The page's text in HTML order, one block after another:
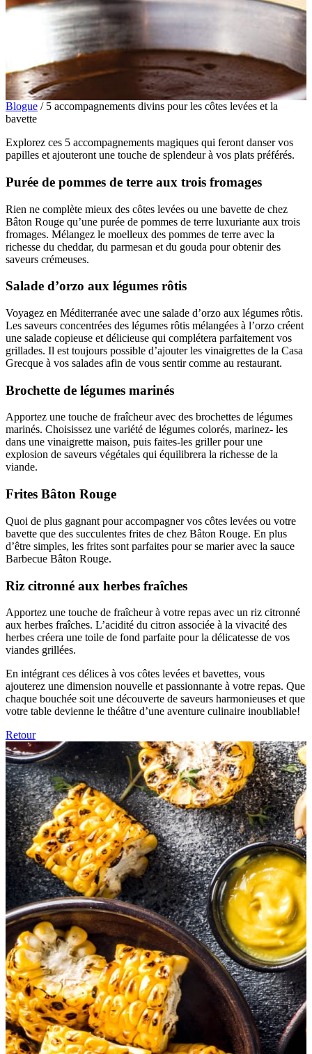
Blogue / 5 accompagnements divins pour les côtes levées et la
bavette
Explorez ces 5 accompagnements magiques qui feront danser vos
papilles et ajouteront une touche de splendeur à vos plats préférés.
Purée de pommes de terre aux trois fromages
Rien ne complète mieux des côtes levées ou une bavette de chez
Bâton Rouge qu’une purée de pommes de terre luxuriante aux trois
fromages. Mélangez le moelleux des pommes de terre avec la
richesse du cheddar, du parmesan et du gouda pour obtenir des
saveurs crémeuses.
Salade d’orzo aux légumes rôtis
Voyagez en Méditerranée avec une salade d’orzo aux légumes rôtis.
Les saveurs concentrées des légumes rôtis mélangées à l’orzo créent
une salade copieuse et délicieuse qui complétera parfaitement vos
grillades. Il est toujours possible d’ajouter les vinaigrettes de la Casa
Grecque à vos salades afin de vous sentir comme au restaurant.
Brochette de légumes marinés
Apportez une touche de fraîcheur avec des brochettes de légumes
marinés. Choisissez une variété de légumes colorés, marinez- les
dans une vinaigrette maison, puis faites-les griller pour une
explosion de saveurs végétales qui équilibrera la richesse de la
viande.
Frites Bâton Rouge
Quoi de plus gagnant pour accompagner vos côtes levées ou votre
bavette que des succulentes frites de chez Bâton Rouge. En plus
d’être simples, les frites sont parfaites pour se marier avec la sauce
Barbecue Bâton Rouge.
Riz citronné aux herbes fraîches
Apportez une touche de fraîcheur à votre repas avec un riz citronné
aux herbes fraîches. L’acidité du citron associée à la vivacité des
herbes créera une toile de fond parfaite pour la délicatesse de vos
viandes grillées.
En intégrant ces délices à vos côtes levées et bavettes, vous
ajouterez une dimension nouvelle et passionnante à votre repas. Que
chaque bouchée soit une découverte de saveurs harmonieuses et que
votre table devienne le théâtre d’une aventure culinaire inoubliable!
Retour